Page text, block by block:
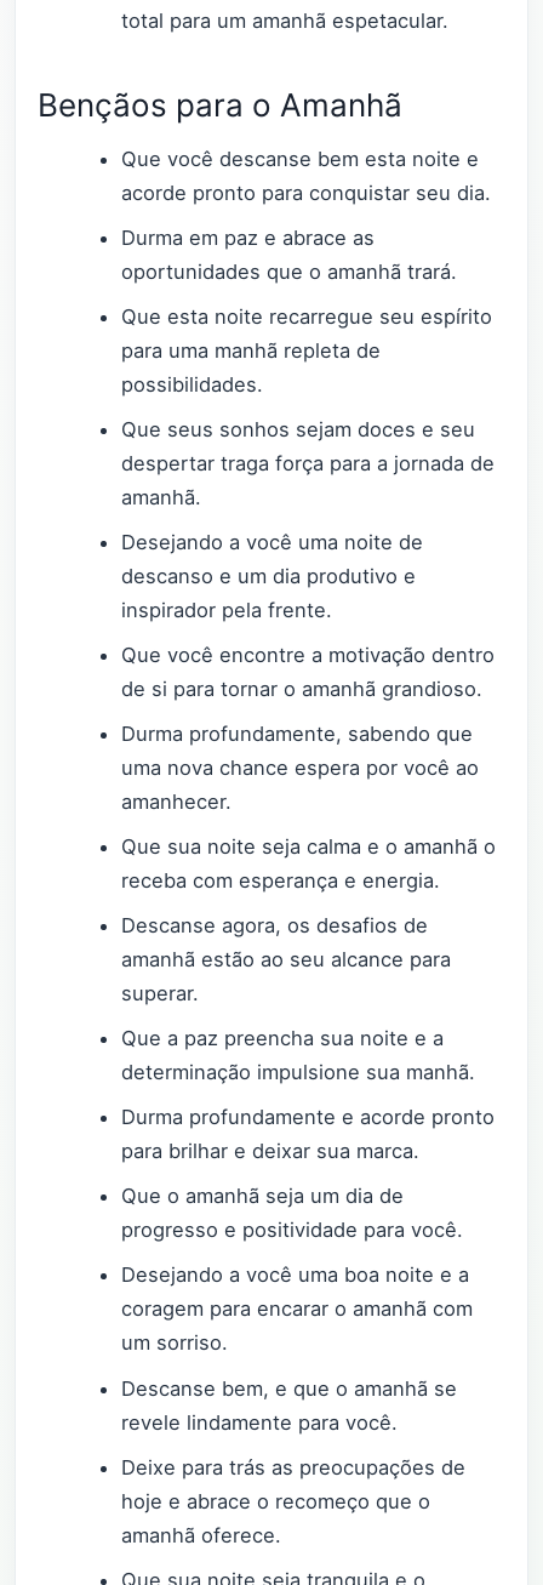
total para um amanhã espetacular.
Bençãos para o Amanhã
Que você descanse bem esta noite e
acorde pronto para conquistar seu dia.
Durma em paz e abrace as
oportunidades que o amanhã trará.
Que esta noite recarregue seu espírito
para uma manhã repleta de
possibilidades.
Que seus sonhos sejam doces e seu
despertar traga força para a jornada de
amanhã.
Desejando a você uma noite de
descanso e um dia produtivo e
inspirador pela frente.
Que você encontre a motivação dentro
de si para tornar o amanhã grandioso.
Durma profundamente, sabendo que
uma nova chance espera por você ao
amanhecer.
Que sua noite seja calma e o amanhã o
receba com esperança e energia.
Descanse agora, os desafios de
amanhã estão ao seu alcance para
superar.
Que a paz preencha sua noite e a
determinação impulsione sua manhã.
Durma profundamente e acorde pronto
para brilhar e deixar sua marca.
Que o amanhã seja um dia de
progresso e positividade para você.
Desejando a você uma boa noite e a
coragem para encarar o amanhã com
um sorriso.
Descanse bem, e que o amanhã se
revele lindamente para você.
Deixe para trás as preocupações de
hoje e abrace o recomeço que o
amanhã oferece.
Que sua noite seja tranquila e o